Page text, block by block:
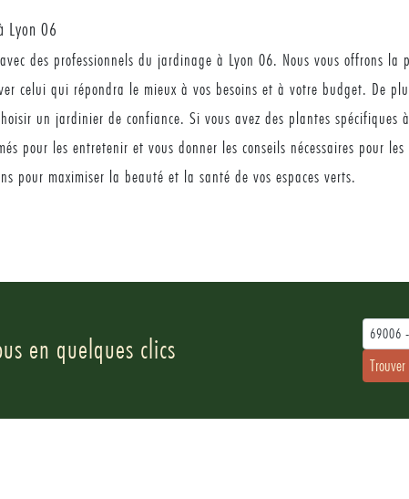
Lyon 06
des professionnels du jardinage à Lyon 06. Nous vous offrons
celui qui répondra le mieux à vos besoins et à votre budget. De
un jardinier de confiance. Si vous avez des plantes
pour les entretenir et vous donner les conseils nécessaires pour
pour maximiser la beauté et la santé de vos espaces verts.
en quelques clics 69006
Trouver